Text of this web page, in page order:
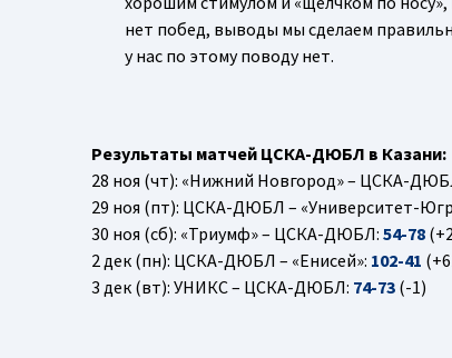
нет побед, выводы мы сделаем
у нас по этому поводу нет.
Результаты матчей ЦСКА-ДЮБЛ в Казани:
28 ноя (чт): «Нижний Новгород» – ЦСКА-
29 ноя (пт): ЦСКА-ДЮБЛ – «Университет-
30 ноя (сб): «Триумф» – ЦСКА-ДЮБЛ: 54-78
2 дек (пн): ЦСКА-ДЮБЛ – «Енисей»: 102-41
3 дек (вт): УНИКС – ЦСКА-ДЮБЛ: 74-73 (-1)